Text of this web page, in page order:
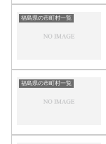
福島県の市町村一覧
福島県の市町村一覧